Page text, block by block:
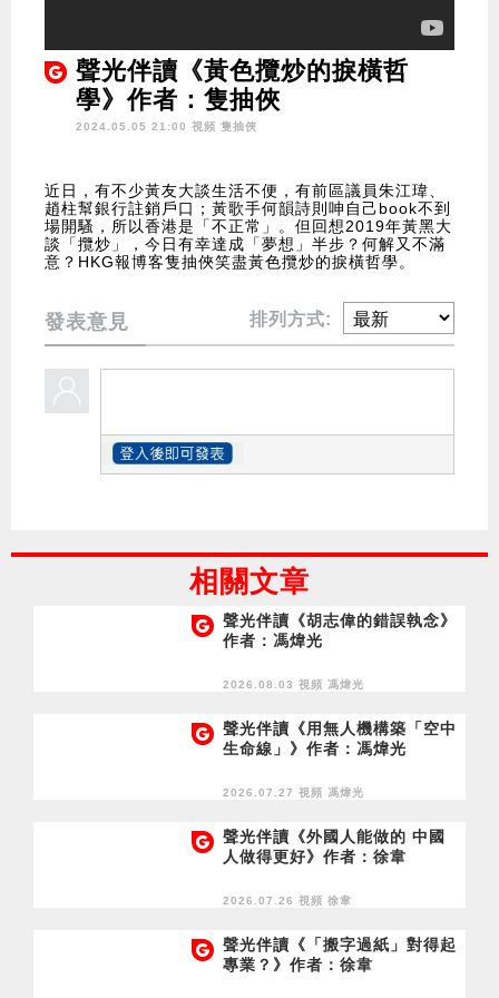
聲光伴讀《黃色攬炒的捩橫哲
學》作者：隻抽俠
2024.05.05 21:00 視頻 隻抽俠
近日，有不少黃友大談生活不便，有前區議員朱江瑋、
趙柱幫銀行註銷戶口；黃歌手何韻詩則呻自己book不到
場開騷，所以香港是「不正常」。但回想2019年黃黑大
談「攬炒」，今日有幸達成「夢想」半步？何解又不滿
意？HKG報博客隻抽俠笑盡黃色攬炒的捩橫哲學。
發表意見 排列方式:
相關文章
聲光伴讀《胡志偉的錯誤執念》
作者：馮煒光
2026.08.03 視頻 馮煒光
聲光伴讀《用無人機構築「空中
生命線」》作者：馮煒光
2026.07.27 視頻 馮煒光
聲光伴讀《外國人能做的 中國
人做得更好》作者：徐韋
2026.07.26 視頻 徐韋
聲光伴讀《「搬字過紙」對得起
專業？》作者：徐韋